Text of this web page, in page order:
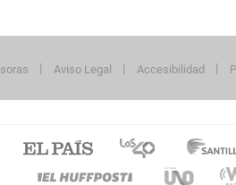
Aviso Legal Accesibilidad